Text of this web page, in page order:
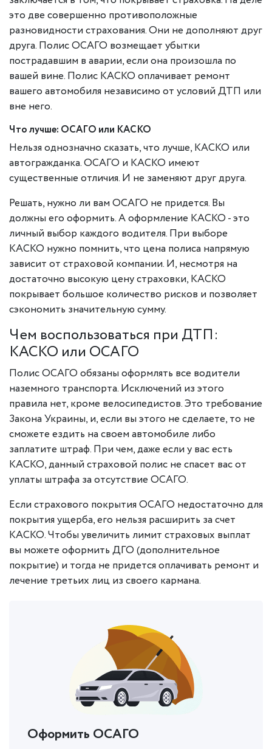
это две совершенно противоположные
разновидности страхования. Они не дополняют друг
друга. Полис ОСАГО возмещает убытки
пострадавшим в аварии, если она произошла по
вашей вине. Полис КАСКО оплачивает ремонт
вашего автомобиля независимо от условий ДТП или
вне него.
Что лучше: ОСАГО или КАСКО
Нельзя однозначно сказать, что лучше, КАСКО или
автогражданка. ОСАГО и КАСКО имеют
существенные отличия. И не заменяют друг друга.
Решать, нужно ли вам ОСАГО не придется. Вы
должны его оформить. А оформление КАСКО - это
личный выбор каждого водителя. При выборе
КАСКО нужно помнить, что цена полиса напрямую
зависит от страховой компании. И, несмотря на
достаточно высокую цену страховки, КАСКО
покрывает большое количество рисков и позволяет
сэкономить значительную сумму.
Чем воспользоваться при ДТП:
КАСКО или ОСАГО
Полис ОСАГО обязаны оформлять все водители
наземного транспорта. Исключений из этого
правила нет, кроме велосипедистов. Это требование
Закона Украины, и, если вы этого не сделаете, то не
сможете ездить на своем автомобиле либо
заплатите штраф. При чем, даже если у вас есть
КАСКО, данный страховой полис не спасет вас от
уплаты штрафа за отсутствие ОСАГО.
Если страхового покрытия ОСАГО недостаточно для
покрытия ущерба, его нельзя расширить за счет
КАСКО. Чтобы увеличить лимит страховых выплат
вы можете оформить ДГО (дополнительное
покрытие) и тогда не придется оплачивать ремонт и
лечение третьих лиц из своего кармана.
Оформить ОСАГО